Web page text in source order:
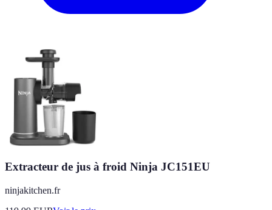
Extracteur de jus à froid Ninja JC151EU
ninjakitchen.fr